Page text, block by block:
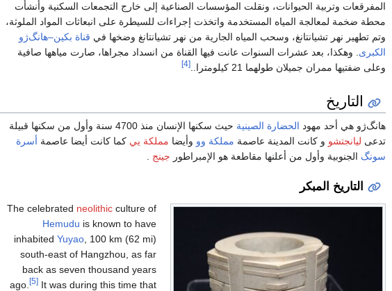
المفرقعات وتربية الحيوانات، ونقلت المؤسسات الصناعية إلى خارج التجمعات السكنية وأنشأت
محطة ضخمة لمعالجة المياه المستخدمة واتخذت إجراءات للسيطرة على انبعاثات المواد الملوثة،
وتم تطهير نهر تشيانتانغ، وسحب المياه الجارية من نهر تشيانتانغ وضخها في قناة بكين–هانگ‌ژو
الكبرى . وهكذا، بعد عشرات السنوات عانت فيها القناة من انسداد مجراها، صارت مياهها صافية
وعلى ضفتيها ممران جميلان طولهما 21 كيلومترا..
[4]
التاريخ
هانگ‌ژو هي أحد مهود الحضارة الصينية
حيث سكنها الإنسان منذ 4700 سنة وأول من سكنها قبيلة
تدعى ليانجتشو و كانت المدينة عاصمة مملكة وو وأيضا مملكة يي كما كانت أيضا عاصمة أسرة
سونگ الجنوبية وأول من أعلنها مقاطعة هو الإمبراطور جينج .
التاريخ المبكر
The celebrated neolithic culture of
Hemudu is known to have
inhabitedYuyao , 100 km (62 mi)
south-east of Hangzhou, as far
back as seven thousand years
ago.
[5] It was during this time that